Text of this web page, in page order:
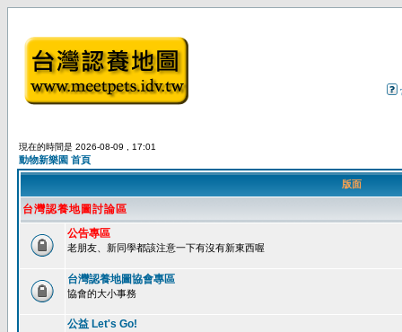
現在的時間是 2026-08-09 , 17:01
動物新樂園 首頁
版面
台灣認養地圖討論區
公告專區
老朋友、新同學都該注意一下有沒有新東西喔
台灣認養地圖協會專區
協會的大小事務
公益 Let's Go!